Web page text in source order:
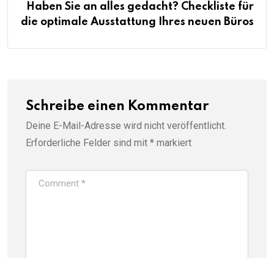
Haben Sie an alles gedacht? Checkliste für
die optimale Ausstattung Ihres neuen Büros
Schreibe einen Kommentar
Deine E-Mail-Adresse wird nicht veröffentlicht.
Erforderliche Felder sind mit * markiert